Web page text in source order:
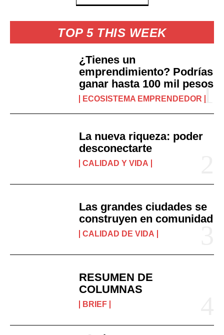
TOP 5 THIS WEEK
¿Tienes un
emprendimiento? Podrías
ganar hasta 100 mil pesos
ECOSISTEMA EMPRENDEDOR
La nueva riqueza: poder
desconectarte
CALIDAD Y VIDA
Las grandes ciudades se
construyen en comunidad
CALIDAD DE VIDA
RESUMEN DE
COLUMNAS
BRIEF